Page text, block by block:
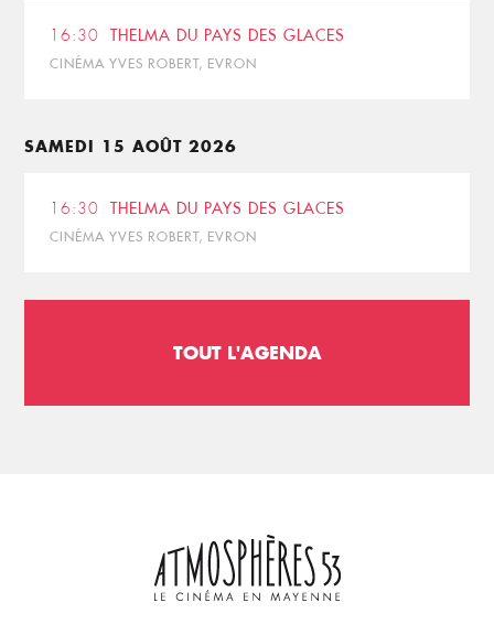
16:30 THELMA DU PAYS DES GLACES
CINÉMA YVES ROBERT, EVRON
SAMEDI 15 AOÛT 2026
16:30 THELMA DU PAYS DES GLACES
CINÉMA YVES ROBERT, EVRON
TOUT L'AGENDA